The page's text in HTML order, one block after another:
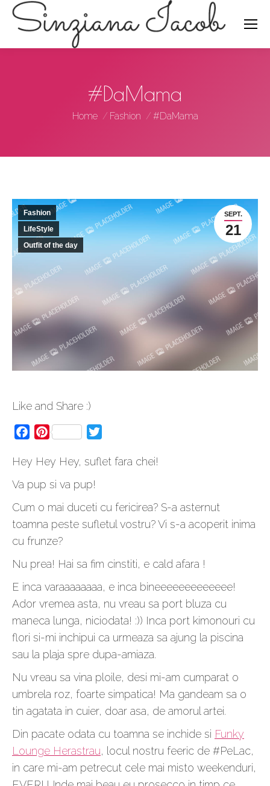
Search:
#DaMama
You are here:
Home Fashion #DaMama
SEPT.
21
Fashion
LifeStyle
Outfit of the day
Like and Share :)
FacebookPinterest
Hey Hey Hey, suflet fara chei!
Va pup si va pup!
Cum o mai duceti cu fericirea? S-a asternut
toamna peste sufletul vostru? Vi s-a acoperit inima
cu frunze?
Nu prea! Hai sa fim cinstiti, e cald afara !
E inca varaaaaaaaa, e inca bineeeeeeeeeeeee!
Ador vremea asta, nu vreau sa port bluza cu
maneca lunga, niciodata! :)) Inca port kimonouri cu
flori si-mi inchipui ca urmeaza sa ajung la piscina
sau la plaja spre dupa-amiaza.
Nu vreau sa vina ploile, desi mi-am cumparat o
umbrela roz, foarte simpatica! Ma gandeam sa o
tin agatata in cuier, doar asa, de amorul artei.
Din pacate odata cu toamna se inchide si Funky
Lounge Herastrau, locul nostru feeric de #PeLac,
in care mi-am petrecut cele mai misto weekenduri,